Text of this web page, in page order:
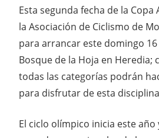
Esta segunda fecha de la Copa
la Asociación de Ciclismo de
para arrancar este domingo
Bosque de la Hoja en Heredia;
todas las categorías podrán
para disfrutar de esta
El ciclo olímpico inicia este año